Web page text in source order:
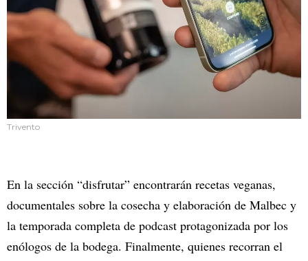
Trivento
En la sección “disfrutar” encontrarán recetas veganas,
documentales sobre la cosecha y elaboración de Malbec y
la temporada completa de podcast protagonizada por los
enólogos de la bodega. Finalmente, quienes recorran el